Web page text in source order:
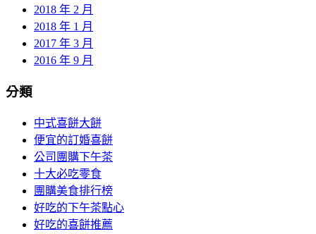
2018 年 2 月
2018 年 1 月
2017 年 3 月
2016 年 9 月
分類
中式喜餅大餅
便宜的訂婚喜餅
公司團購下午茶
十大必吃零食
團購美食排行榜
好吃的下午茶點心
好吃的喜餅推薦